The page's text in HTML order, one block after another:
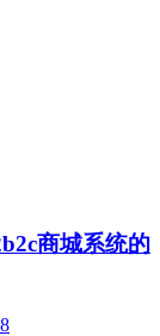
商城系统的